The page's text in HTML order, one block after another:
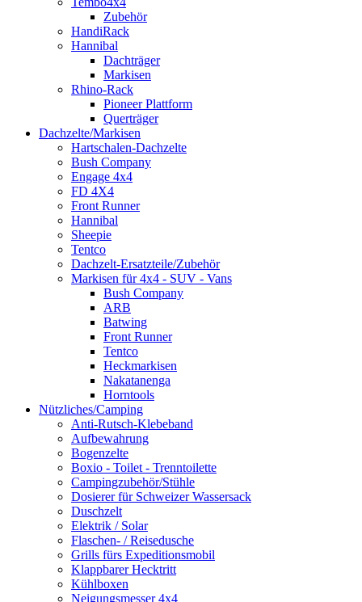
Zubehör
HandiRack
Hannibal
Dachträger
Markisen
Rhino-Rack
Pioneer Plattform
Querträger
Dachzelte/Markisen
Hartschalen-Dachzelte
Bush Company
Engage 4x4
FD 4X4
Front Runner
Hannibal
Sheepie
Tentco
Dachzelt-Ersatzteile/Zubehör
Markisen für 4x4 - SUV - Vans
Bush Company
ARB
Batwing
Front Runner
Tentco
Heckmarkisen
Nakatanenga
Horntools
Nützliches/Camping
Anti-Rutsch-Klebeband
Aufbewahrung
Bogenzelte
Boxio - Toilet - Trenntoilette
Campingzubehör/Stühle
Dosierer für Schweizer Wassersack
Duschzelt
Elektrik / Solar
Flaschen- / Reisedusche
Grills fürs Expeditionsmobil
Klappbarer Hecktritt
Kühlboxen
Neigungsmesser 4x4